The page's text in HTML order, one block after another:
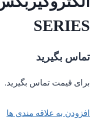
SERIES
تماس بگیرید
برای قیمت تماس بگیرید.
افزودن به علاقه مندی ها